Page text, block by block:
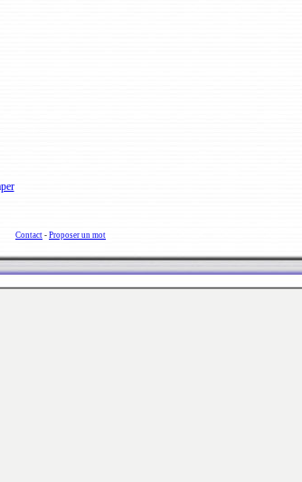
Contact - Proposer un mot